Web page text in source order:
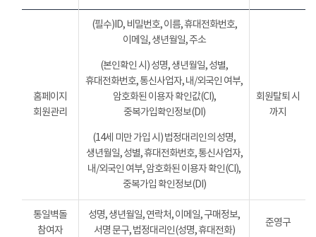
홈페이지
회원관리
(필수)ID, 비밀번호, 이름, 휴대전화번호,
이메일, 생년월일, 주소
(본인확인 시) 성명, 생년월일, 성별,
휴대전화번호, 통신사업자, 내/외국인 여부,
암호화된 이용자 확인값(CI),
중복가입확인정보(DI)
(14세 미만 가입 시) 법정대리인의 성명,
생년월일, 성별, 휴대전화번호, 통신사업자,
내/외국인 여부, 암호화된 이용자 확인(CI),
중복가입 확인정보(DI)
회원탈퇴 시
까지
통일벽돌
참여자
성명, 생년월일, 연락처, 이메일, 구매정보,
서명 문구, 법정대리인(성명, 휴대전화)
준영구